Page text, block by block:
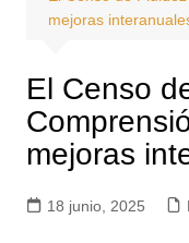
mejoras
El Censo
mejoras
18 junio, 2025